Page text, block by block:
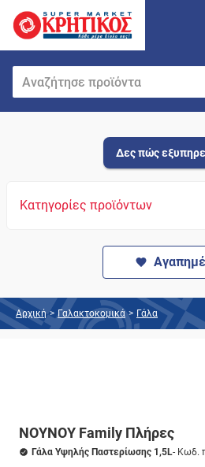
Δες πώς
Κατηγορίες προϊόντων
Αρχική > Γαλακτοκομικά > Γάλα
ΝΟΥΝΟΥ Family Πλήρες
Γάλα Υψηλής Παστερίωσης 1,5L- Κωδ.